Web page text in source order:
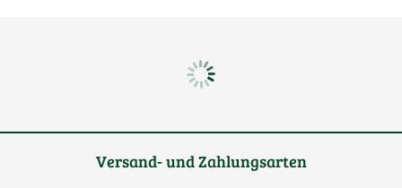
Versand- und Zahlungsarten